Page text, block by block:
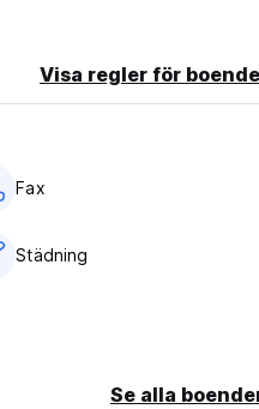
Visa regler för
Fax
Städning
Se alla